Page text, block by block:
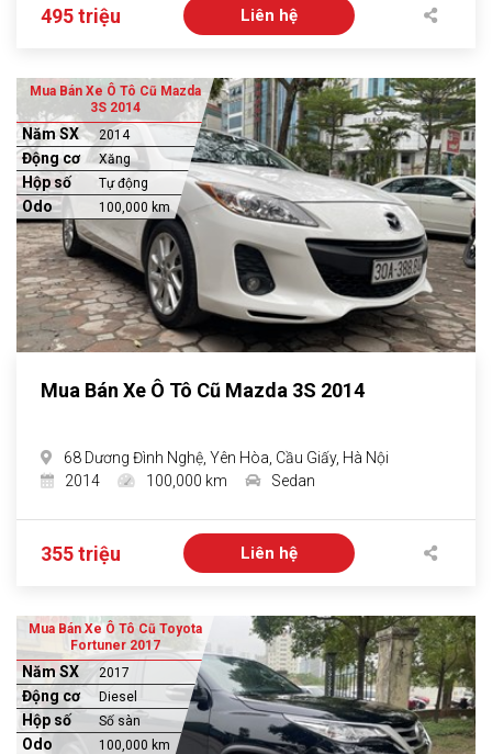
495 triệu Liên hệ
Mua Bán Xe Ô Tô Cũ Mazda
3S 2014
Năm SX 2014
Động cơ Xăng
Hộp số Tự động
Odo 100,000 km
Mua Bán Xe Ô Tô Cũ Mazda 3S 2014
68 Dương Đình Nghệ, Yên Hòa, Cầu Giấy, Hà Nội
2014
100,000 km Sedan
355 triệu Liên hệ
Mua Bán Xe Ô Tô Cũ Toyota
Fortuner 2017
Năm SX 2017
Động cơ Diesel
Hộp số Số sàn
Odo 100,000 km